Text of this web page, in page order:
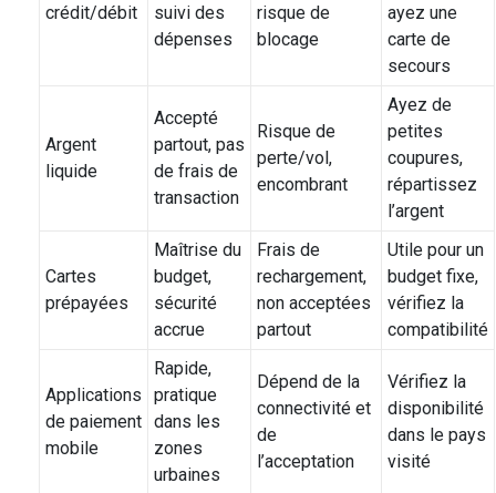
crédit/débit
suivi des
dépenses
risque de
blocage
ayez une
carte de
secours
Argent
liquide
Accepté
partout, pas
de frais de
transaction
Risque de
perte/vol,
encombrant
Ayez de
petites
coupures,
répartissez
l’argent
Cartes
prépayées
Maîtrise du
budget,
sécurité
accrue
Frais de
rechargement,
non acceptées
partout
Utile pour un
budget fixe,
vérifiez la
compatibilité
Applications
de paiement
mobile
Rapide,
pratique
dans les
zones
urbaines
Dépend de la
connectivité et
de
l’acceptation
Vérifiez la
disponibilité
dans le pays
visité